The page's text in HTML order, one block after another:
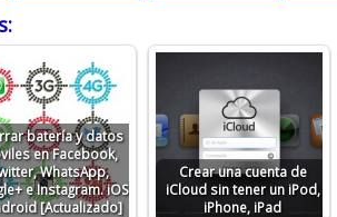
batería y datos
en Facebook,
WhatsApp,
e Instagram. iOS
[Actualizado]
Crear una cuenta de
iCloud sin tener un iPod,
iPhone, iPad